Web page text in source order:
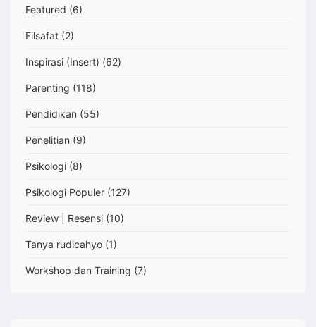
Featured (6)
Filsafat (2)
Inspirasi (Insert) (62)
Parenting (118)
Pendidikan (55)
Penelitian (9)
Psikologi (8)
Psikologi Populer (127)
Review | Resensi (10)
Tanya rudicahyo (1)
Workshop dan Training (7)